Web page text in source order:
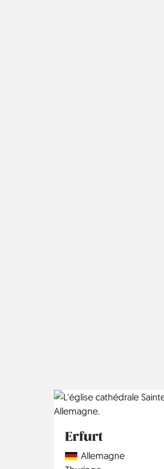
Erfurt
CountryAllemagne